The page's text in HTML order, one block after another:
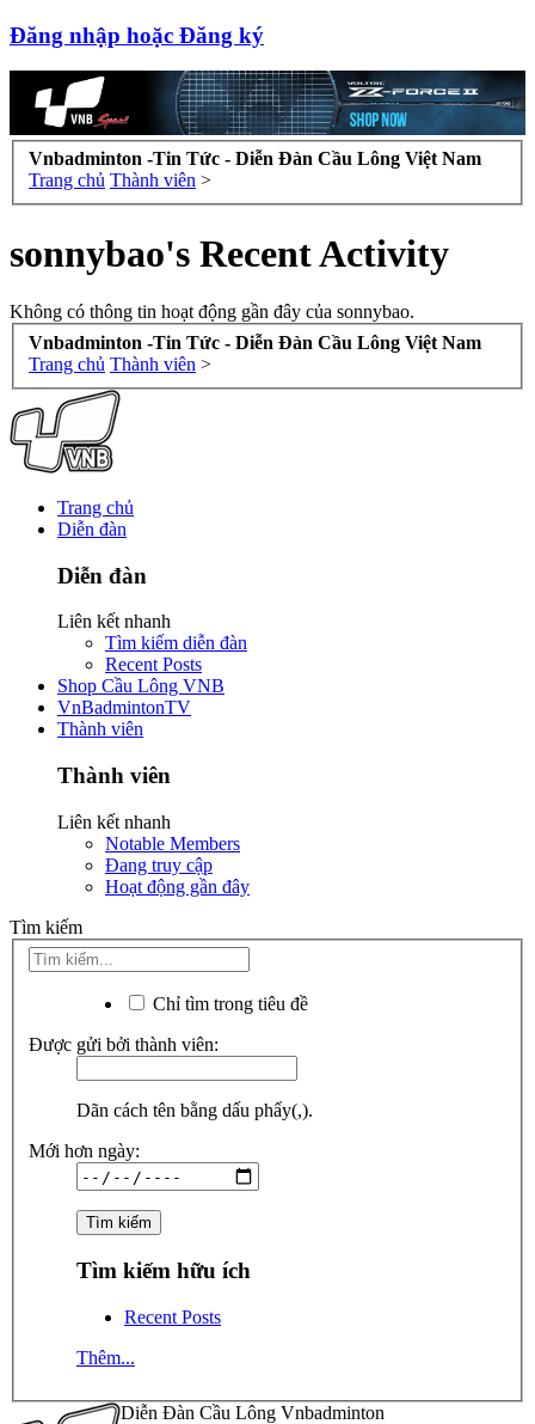
Đăng nhập hoặc Đăng ký
Vnbadminton -Tin Tức - Diễn Đàn Cầu Lông Việt Nam
Trang chủ Thành viên >
sonnybao's Recent Activity
Không có thông tin hoạt động gần đây của sonnybao.
Vnbadminton -Tin Tức - Diễn Đàn Cầu Lông Việt Nam
Trang chủ Thành viên >
Trang chủ
Diễn đàn
Diễn đàn
Liên kết nhanh
Tìm kiếm diễn đàn
Recent Posts
Shop Cầu Lông VNB
VnBadmintonTV
Thành viên
Thành viên
Liên kết nhanh
Notable Members
Đang truy cập
Hoạt động gần đây
Tìm kiếm
Chỉ tìm trong tiêu đề
Được gửi bởi thành viên:
Dãn cách tên bằng dấu phẩy(,).
Mới hơn ngày:
Tìm kiếm hữu ích
Recent Posts
Thêm...
Diễn Đàn Cầu Lông Vnbadminton